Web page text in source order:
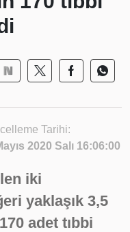
Tarihi:
2020 Salı 16:06:00
iki
yaklaşık 3,5
adet tıbbi